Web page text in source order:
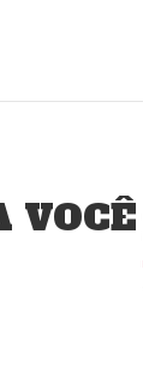
VOCÊ